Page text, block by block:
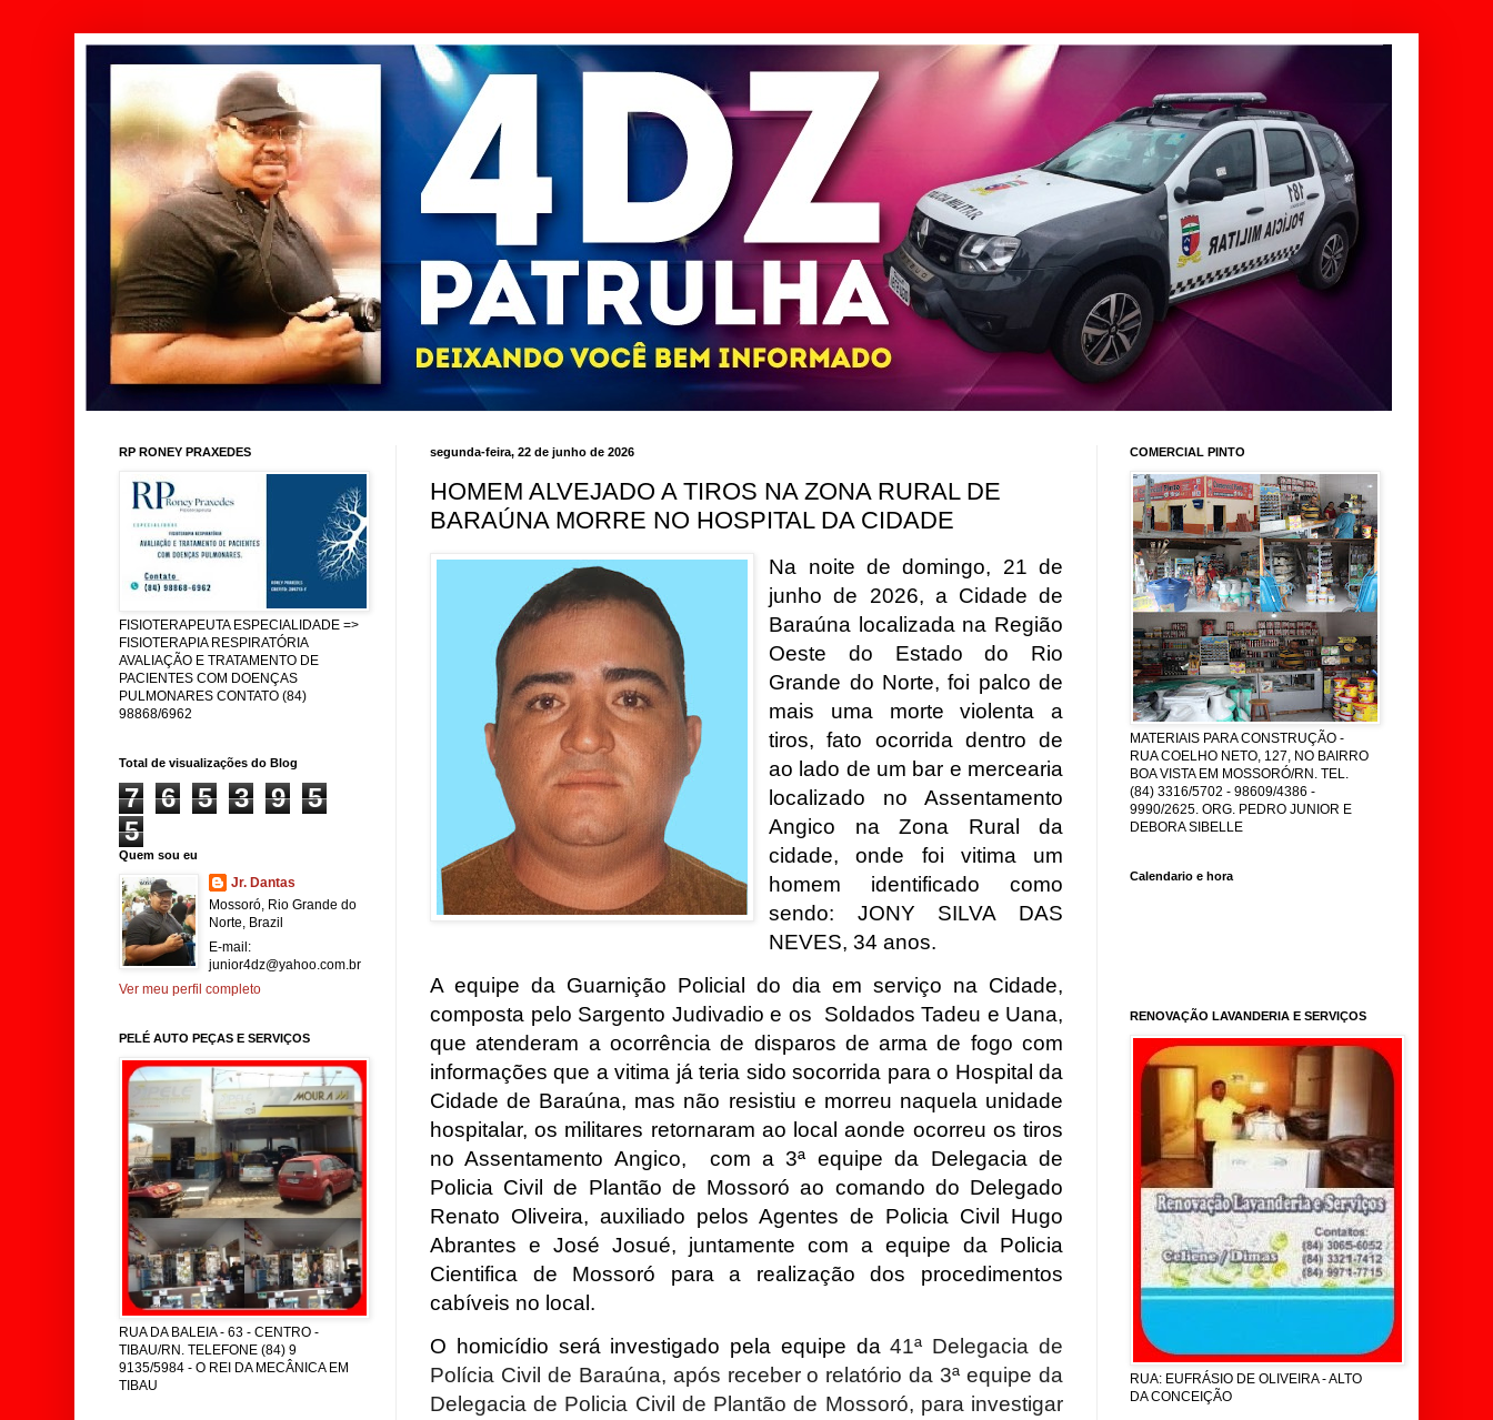
segunda-feira, 22 de junho de 2026
HOMEM ALVEJADO A TIROS NA ZONA RURAL DE
BARAÚNA MORRE NO HOSPITAL DA CIDADE
Na noite de domingo, 21 de
junho de 2026, a Cidade de
Baraúna localizada na Região
Oeste do Estado do Rio
Grande do Norte, foi palco de
mais uma morte violenta a
tiros, fato ocorrida dentro de
ao lado de um bar e mercearia
localizado no Assentamento
Angico na Zona Rural da
cidade, onde foi vitima um
homem identificado como
sendo: JONY SILVA DAS
NEVES, 34 anos.
A equipe da Guarnição Policial do dia em serviço na Cidade,
composta pelo Sargento Judivadio e os
Soldados Tadeu e Uana,
que atenderam a ocorrência de disparos de arma de fogo com
informações que a vitima já teria sido socorrida para o Hospital da
Cidade de Baraúna, mas não resistiu e morreu naquela unidade
hospitalar, os militares retornaram ao local aonde ocorreu os tiros
no Assentamento Angico,
com a 3ª equipe da Delegacia de
Policia Civil de Plantão de Mossoró ao comando do Delegado
Renato Oliveira, auxiliado pelos Agentes de Policia Civil Hugo
Abrantes e José Josué, juntamente com a equipe da Policia
Cientifica de Mossoró para a realização dos procedimentos
cabíveis no local.
O homicídio será investigado pela equipe da41ª Delegacia de
Polícia Civil de Baraúna, após receber o relatório da 3ª equipe da
Delegacia de Policia Civil de Plantão de Mossoró, para investigar
RP RONEY PRAXEDES
FISIOTERAPEUTA ESPECIALIDADE =>
FISIOTERAPIA RESPIRATÓRIA
AVALIAÇÃO E TRATAMENTO DE
PACIENTES COM DOENÇAS
PULMONARES CONTATO (84)
98868/6962
Total de visualizações do Blog
7 6 5 3 9
5
5
Quem sou eu
Jr. Dantas
Mossoró, Rio Grande do
Norte, Brazil
E-mail:
junior4dz@yahoo.com.br
Ver meu perfil completo
PELÉ AUTO PEÇAS E SERVIÇOS
RUA DA BALEIA - 63 - CENTRO -
TIBAU/RN. TELEFONE (84) 9
9135/5984 - O REI DA MECÂNICA EM
TIBAU
COMERCIAL PINTO
MATERIAIS PARA CONSTRUÇÃO -
RUA COELHO NETO, 127, NO BAIRRO
BOA VISTA EM MOSSORÓ/RN. TEL.
(84) 3316/5702 - 98609/4386 -
9990/2625. ORG. PEDRO JUNIOR E
DEBORA SIBELLE
Calendario e hora
RENOVAÇÃO LAVANDERIA E SERVIÇOS
RUA: EUFRÁSIO DE OLIVEIRA - ALTO
DA CONCEIÇÃO